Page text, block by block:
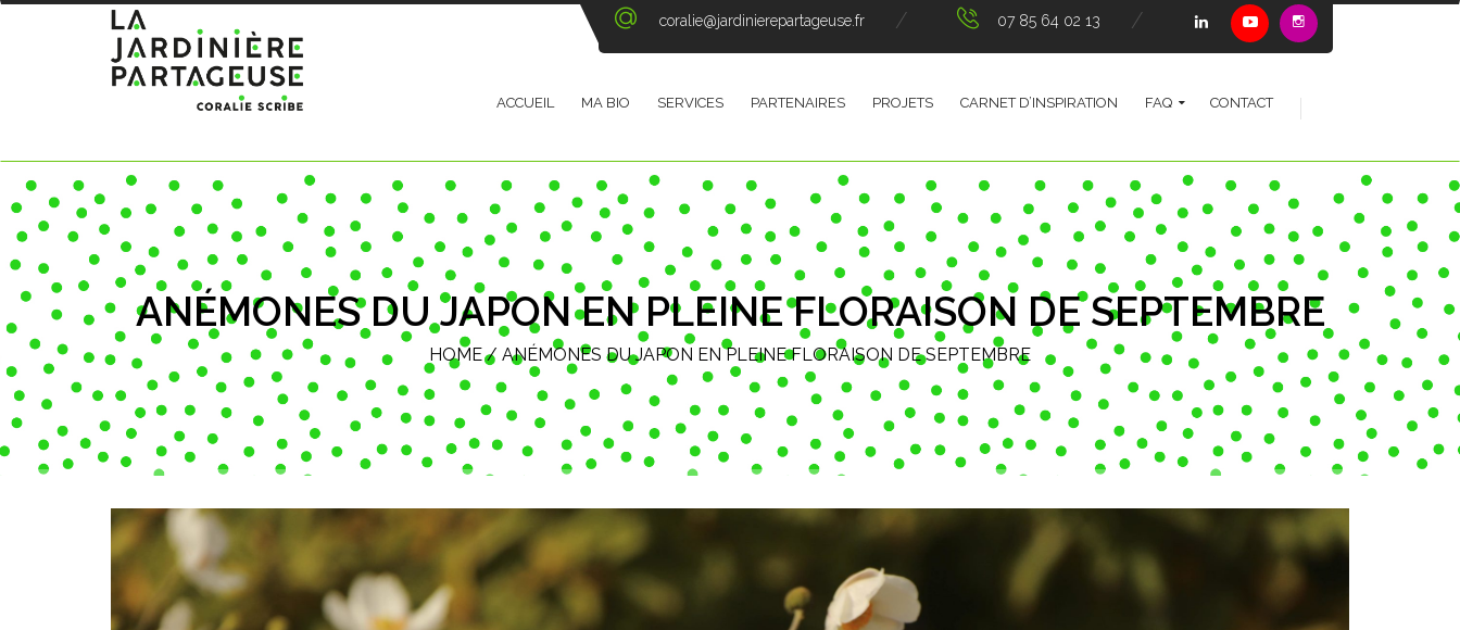
coralie@jardinierepartageuse.fr 07 85 64 02 13
ACCUEIL MA BIO SERVICES PARTENAIRES PROJETS CARNET D’INSPIRATION FAQ CONTACT
ANÉMONES DU JAPON EN PLEINE FLORAISON DE SEPTEMBRE
HOME/ ANÉMONES DU JAPON EN PLEINE FLORAISON DE SEPTEMBRE